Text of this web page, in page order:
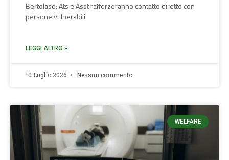
Bertolaso: Ats e Asst rafforzeranno contatto diretto con
persone vulnerabili
LEGGI ALTRO »
10 Luglio 2026 Nessun commento
WELFARE